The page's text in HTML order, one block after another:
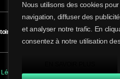
Nous utilisons des cookies
navigation, diffuser des
et analyser notre trafic. En
consentez à notre utilisation
– Héloïse Bay
Légales.